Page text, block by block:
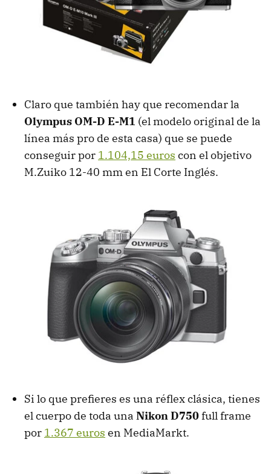
Claro que también hay que recomendar la
Olympus OM-D E-M1 (el modelo original de la
línea más pro de esta casa) que se puede
conseguir por 1.104,15 euros con el objetivo
M.Zuiko 12-40 mm en El Corte Inglés.
Si lo que prefieres es una réflex clásica, tienes
el cuerpo de toda una Nikon D750full frame
por 1.367 euros en MediaMarkt.